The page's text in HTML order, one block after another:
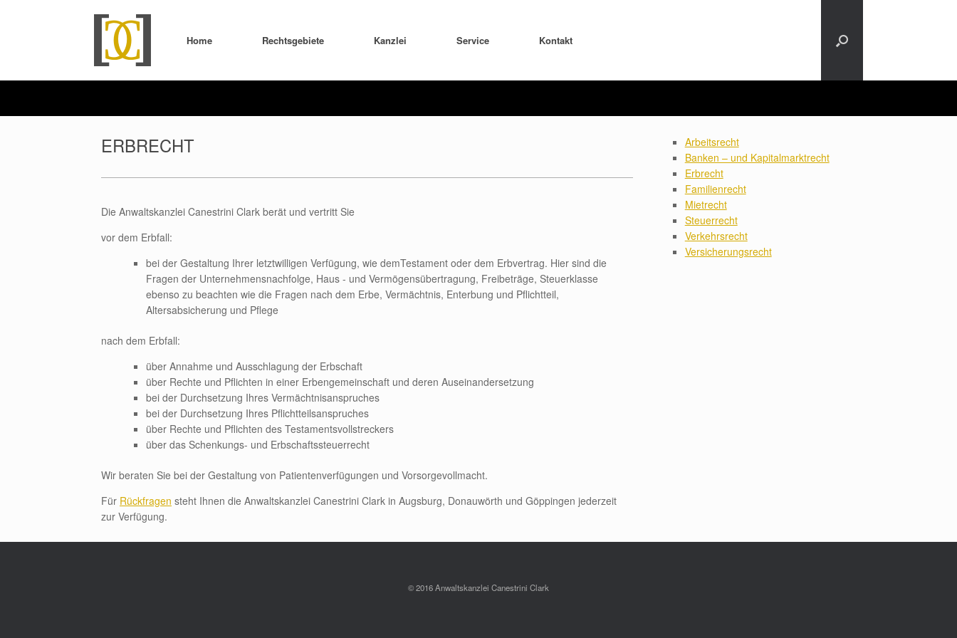
Home Rechtsgebiete Kanzlei Service Kontakt
ERBRECHT
Die Anwaltskanzlei Canestrini Clark berät und vertritt Sie
vor dem Erbfall:
bei der Gestaltung Ihrer letztwilligen Verfügung, wie demTestament oder dem Erbvertrag. Hier sind die
Fragen der Unternehmensnachfolge, Haus - und Vermögensübertragung, Freibeträge, Steuerklasse
ebenso zu beachten wie die Fragen nach dem Erbe, Vermächtnis, Enterbung und Pflichtteil,
Altersabsicherung und Pflege
nach dem Erbfall:
über Annahme und Ausschlagung der Erbschaft
über Rechte und Pflichten in einer Erbengemeinschaft und deren Auseinandersetzung
bei der Durchsetzung Ihres Vermächtnisanspruches
bei der Durchsetzung Ihres Pflichtteilsanspruches
über Rechte und Pflichten des Testamentsvollstreckers
über das Schenkungs- und Erbschaftssteuerrecht
Wir beraten Sie bei der Gestaltung von Patientenverfügungen und Vorsorgevollmacht.
Für Rückfragen steht Ihnen die Anwaltskanzlei Canestrini Clark in Augsburg, Donauwörth und Göppingen jederzeit
zur Verfügung.
Arbeitsrecht
Banken – und Kapitalmarktrecht
Erbrecht
Familienrecht
Mietrecht
Steuerrecht
Verkehrsrecht
Versicherungsrecht
© 2016 Anwaltskanzlei Canestrini Clark